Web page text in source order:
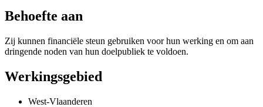
Behoefte aan
Zij kunnen financiële steun gebruiken voor hun werking en om aan
dringende noden van hun doelpubliek te voldoen.
Werkingsgebied
West-Vlaanderen